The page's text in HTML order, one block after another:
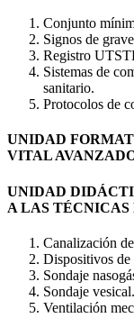
Conjunto
Signos de
Registro
Sistemas de
sanitario.
Protocolos de
UNIDAD
VITAL
UNIDAD
A LAS TÉCNICAS
Canalización
Dispositivos de
Sondaje
Sondaje vesical.
Ventilación